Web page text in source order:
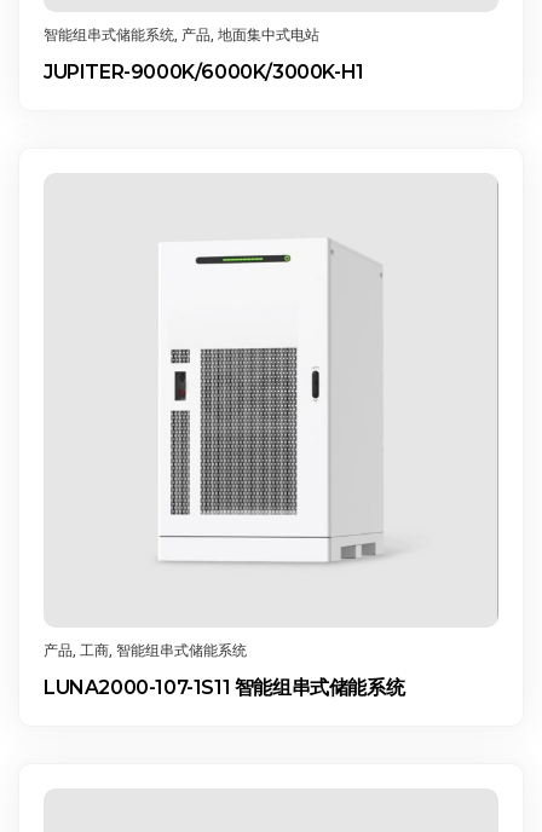
智能组串式储能系统, 产品, 地面集中式电站
JUPITER-9000K/6000K/3000K-H1
产品 工商 智能组串式储能系统
LUNA2000-107-1S11 智能组串式储能系统